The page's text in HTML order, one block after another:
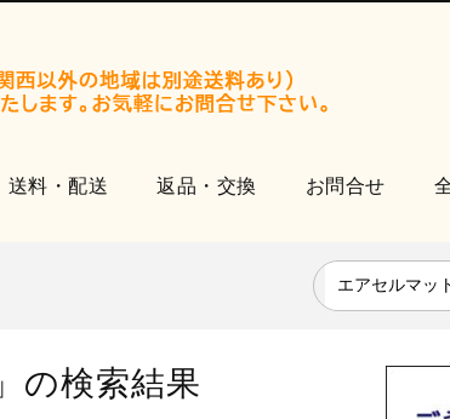
送料・配送 返品・交換 お問合せ
」の検索結果